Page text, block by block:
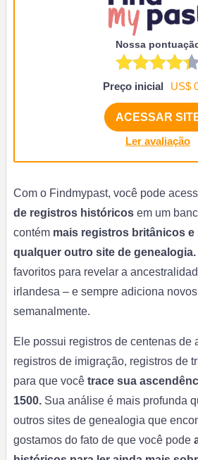
Preço inicial US$
Nossa
ACESSAR
Ler avaliação
Com o Findmypast, você pode
de registros históricos em um
contém mais registros britânicos e
qualquer outro site de genealogia.
favoritos para revelar a
irlandesa – e sempre adiciona
semanalmente.
Ele possui registros de centenas de
registros de imigração, registros de
para que você trace sua
1500.Sua análise é mais profunda
outros sites de genealogia que
gostamos do fato de que você pode